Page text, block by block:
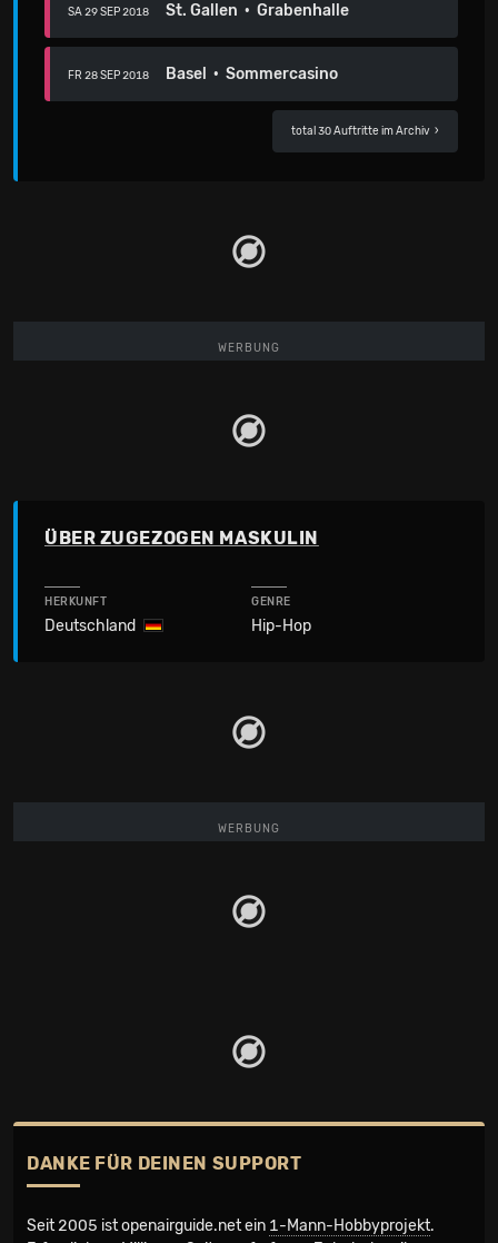
SA 29 SEP 2018 St. Gallen · Grabenhalle
FR 28 SEP 2018 Basel · Sommercasino
total 30 Auftritte im Archiv ›
WERBUNG
ÜBER ZUGEZOGEN MASKULIN
HERKUNFT
Deutschland
GENRE
Hip-Hop
WERBUNG
DANKE FÜR DEINEN SUPPORT
Seit 2005 ist openairguide.net ein 1-Mann-Hobbyprojekt.